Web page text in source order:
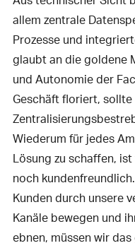
allem zentrale
Prozesse und
glaubt an die goldene
und Autonomie der
Geschäft floriert, sollte
Wiederum für jedes
Lösung zu schaffen,
noch
Kunden durch unsere
Kanäle bewegen und
ebnen, müssen wir